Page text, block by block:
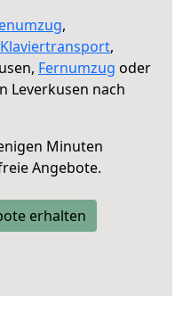
,
Klaviertransport,
Fernumzug oder
Leverkusen nach
Minuten
Angebote.
erhalten